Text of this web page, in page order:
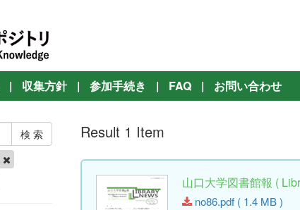
| 収集方針 | 参加手続き | FAQ | お問い合わせ
Result 1 Item
山口大学図書館報 (
no86.pdf ( 1.4 MB )